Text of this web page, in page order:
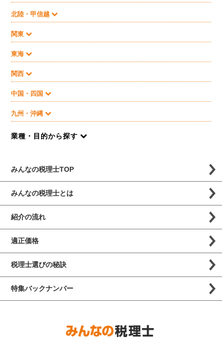
北陸・甲信越
関東
東海
関西
中国・四国
九州・沖縄
業種・目的から探す
みんなの税理士TOP
みんなの税理士とは
紹介の流れ
適正価格
税理士選びの秘訣
特集バックナンバー